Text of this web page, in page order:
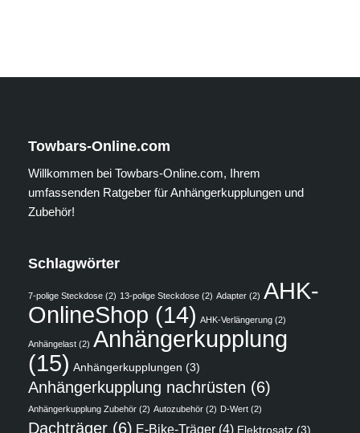
Towbars-Online.com
Willkommen bei Towbars-Online.com, Ihrem
umfassenden Ratgeber für Anhängerkupplungen und
Zubehör!
Schlagwörter
7-polige Steckdose (2) 13-polige Steckdose (2) Adapter (2) AHK-
OnlineShop (14) AHK-Verlängerung (2)
Anhängelast (2) Anhängerkupplung
(15) Anhängerkupplungen (3)
Anhängerkupplung nachrüsten (6)
Anhängerkupplung Zubehör (2) Autozubehör (2) D-Wert (2)
Dachträger (6) E-Bike-Träger (4) Elektrosatz (3)